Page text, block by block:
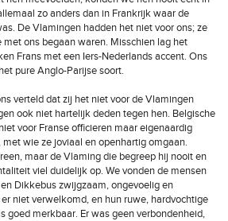
zo anders dan in Frankrijk waar de
De Vlamingen hadden het niet voor ons; ze
ons begaan waren. Misschien lag het
Frans met een Iers-Nederlands accent. Ons
pure Anglo-Parijse soort.
verteld dat zij het niet voor de Vlamingen
ook niet hartelijk deden tegen hen. Belgische
voor Franse officieren maar eigenaardig
wie ze joviaal en openhartig omgaan.
maar de Vlaming die begreep hij nooit en
viel duidelijk op. We vonden de mensen
Dikkebus zwijgzaam, ongevoelig en
niet verwelkomd, en hun ruwe, hardvochtige
goed merkbaar. Er was geen verbondenheid,